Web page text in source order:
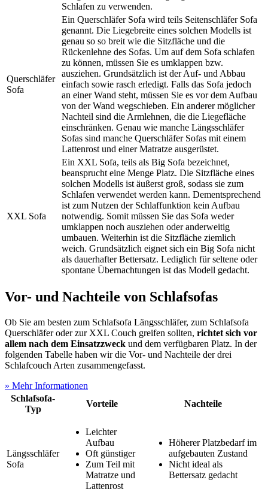
Schlafen zu verwenden.
Querschläfer
Sofa
Ein Querschläfer Sofa wird teils Seitenschläfer Sofa
genannt. Die Liegebreite eines solchen Modells ist
genau so so breit wie die Sitzfläche und die
Rückenlehne des Sofas. Um auf dem Sofa schlafen
zu können, müssen Sie es umklappen bzw.
ausziehen. Grundsätzlich ist der Auf- und Abbau
einfach sowie rasch erledigt. Falls das Sofa jedoch
an einer Wand steht, müssen Sie es vor dem Aufbau
von der Wand wegschieben. Ein anderer möglicher
Nachteil sind die Armlehnen, die die Liegefläche
einschränken. Genau wie manche Längsschläfer
Sofas sind manche Querschläfer Sofas mit einem
Lattenrost und einer Matratze ausgerüstet.
XXL Sofa
Ein XXL Sofa, teils als Big Sofa bezeichnet,
beansprucht eine Menge Platz. Die Sitzfläche eines
solchen Modells ist äußerst groß, sodass sie zum
Schlafen verwendet werden kann. Dementsprechend
ist zum Nutzen der Schlaffunktion kein Aufbau
notwendig. Somit müssen Sie das Sofa weder
umklappen noch ausziehen oder anderweitig
umbauen. Weiterhin ist die Sitzfläche ziemlich
weich. Grundsätzlich eignet sich ein Big Sofa nicht
als dauerhafter Bettersatz. Lediglich für seltene oder
spontane Übernachtungen ist das Modell gedacht.
Vor- und Nachteile von Schlafsofas
Ob Sie am besten zum Schlafsofa Längsschläfer, zum Schlafsofa
Querschläfer oder zur XXL Couch greifen sollten, richtet sich vor
allem nach dem Einsatzzweck und dem verfügbaren Platz. In der
folgenden Tabelle haben wir die Vor- und Nachteile der drei
Schlafcouch Arten zusammengefasst.
» Mehr Informationen
Schlafsofa-
Typ
Vorteile Nachteile
Längsschläfer
Sofa
Leichter
Aufbau
Oft günstiger
Zum Teil mit
Matratze und
Lattenrost
Höherer Platzbedarf im
aufgebauten Zustand
Nicht ideal als
Bettersatz gedacht